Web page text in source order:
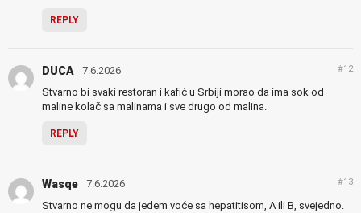
REPLY
DUCA 7.6.2026 #12
Stvarno bi svaki restoran i kafić u Srbiji morao da ima sok od
maline kolač sa malinama i sve drugo od malina.
REPLY
Wasqe 7.6.2026 #13
Stvarno ne mogu da jedem voće sa hepatitisom, A ili B, svejedno.